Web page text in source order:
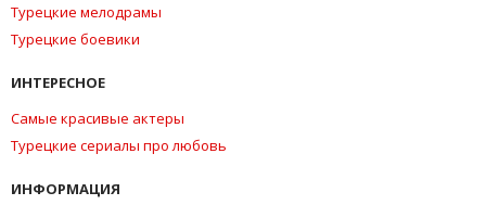
Турецкие мелодрамы
Турецкие боевики
ИНТЕРЕСНОЕ
Самые красивые актеры
Турецкие сериалы про любовь
ИНФОРМАЦИЯ